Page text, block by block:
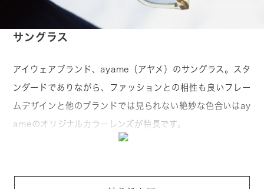
サングラス
アイウェアブランド、ayame（アヤメ）のサングラス。スタ
ンダードでありながら、ファッションとの相性も良いフレー
ムデザインと他のブランドでは見られない絶妙な色合いはay
ameのオリジナルカラーレンズが特長です。